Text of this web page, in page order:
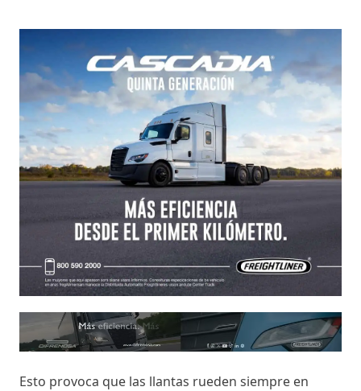
Esto provoca que las llantas rueden siempre en